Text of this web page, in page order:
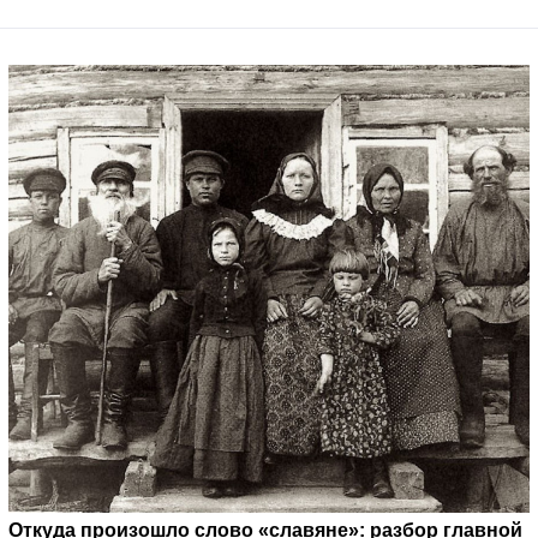
Откуда произошло слово «славяне»: разбор главной